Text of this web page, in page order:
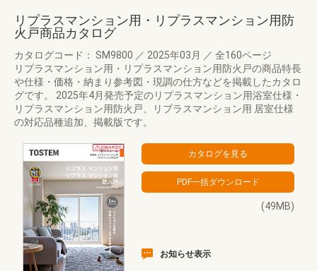
リプラスマンション用・リプラスマンション用防
火戸商品カタログ
カタログコード： SM9800 ／ 2025年03月 ／ 全160ページ
リプラスマンション用・リプラスマンション用防火戸の商品特長
や仕様・価格・納まり参考図・現調の仕方などを掲載したカタロ
グです。 2025年4月発売予定のリプラスマンション用浴室仕様・
リプラスマンション用防火戸、リプラスマンション用 居室仕様
の対応品種追加、掲載版です。
(49MB)
お知らせ表示